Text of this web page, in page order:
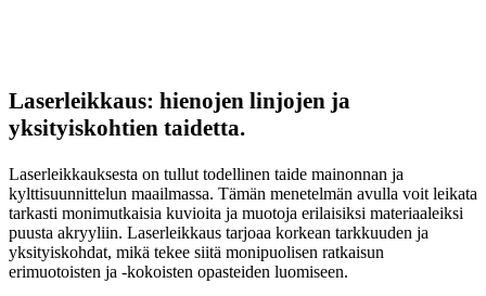
Laserleikkaus: hienojen linjojen ja
yksityiskohtien taidetta.
Laserleikkauksesta on tullut todellinen taide mainonnan ja
kylttisuunnittelun maailmassa. Tämän menetelmän avulla voit leikata
tarkasti monimutkaisia kuvioita ja muotoja erilaisiksi materiaaleiksi
puusta akryyliin. Laserleikkaus tarjoaa korkean tarkkuuden ja
yksityiskohdat, mikä tekee siitä monipuolisen ratkaisun
erimuotoisten ja -kokoisten opasteiden luomiseen.